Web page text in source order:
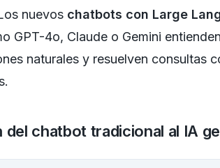
nuevos chatbots con Large
GPT-4o, Claude o Gemini
naturales y resuelven consultas
del chatbot tradicional al IA